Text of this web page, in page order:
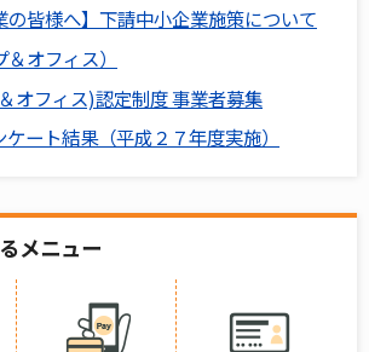
の皆様へ】下請中小企業施策について
オフィス）
オフィス)認定制度 事業者募集
ート結果（平成２７年度実施）
メニュー